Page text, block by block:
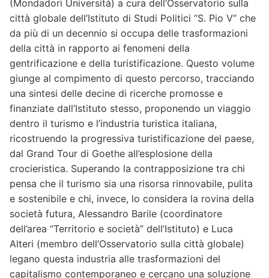
(Mondadori Università) a cura dell’Osservatorio sulla
città globale dell’Istituto di Studi Politici “S. Pio V” che
da più di un decennio si occupa delle trasformazioni
della città in rapporto ai fenomeni della
gentrificazione e della turistificazione. Questo volume
giunge al compimento di questo percorso, tracciando
una sintesi delle decine di ricerche promosse e
finanziate dall’Istituto stesso, proponendo un viaggio
dentro il turismo e l’industria turistica italiana,
ricostruendo la progressiva turistificazione del paese,
dal Grand Tour di Goethe all’esplosione della
crocieristica. Superando la contrapposizione tra chi
pensa che il turismo sia una risorsa rinnovabile, pulita
e sostenibile e chi, invece, lo considera la rovina della
società futura, Alessandro Barile (coordinatore
dell’area “Territorio e società” dell’Istituto) e Luca
Alteri (membro dell’Osservatorio sulla città globale)
legano questa industria alle trasformazioni del
capitalismo contemporaneo e cercano una soluzione